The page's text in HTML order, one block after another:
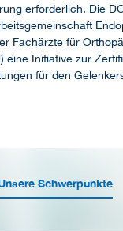
erforderlich. Die
Fachärzte für
eine Initiative zur
für den
Schwerpunkte